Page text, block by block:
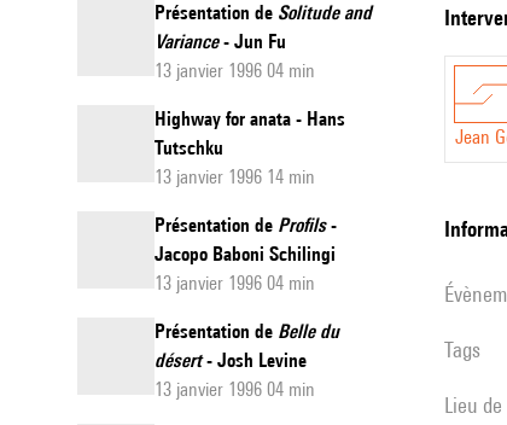
Présentation de Solitude and
Variance- Jun Fu
13 janvier 1996 04 min
Highway for anata - Hans
Tutschku
13 janvier 1996 14 min
Présentation de Profils-
Jacopo Baboni Schilingi
13 janvier 1996 04 min
Présentation de Belle du
désert- Josh Levine
13 janvier 1996 04 min
Jean
Tags
Lieu